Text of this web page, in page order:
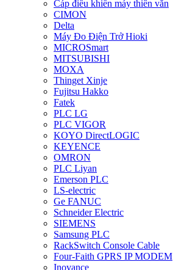
Cáp điều khiển máy thiên văn
CIMON
Delta
Máy Đo Điện Trở Hioki
MICROSmart
MITSUBISHI
MOXA
Thinget Xinje
Fujitsu Hakko
Fatek
PLC LG
PLC VIGOR
KOYO DirectLOGIC
KEYENCE
OMRON
PLC Liyan
Emerson PLC
LS-electric
Ge FANUC
Schneider Electric
SIEMENS
Samsung PLC
RackSwitch Console Cable
Four-Faith GPRS IP MODEM
Inovance